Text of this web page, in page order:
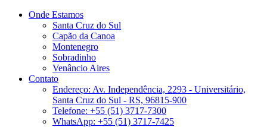
Onde Estamos
Santa Cruz do Sul
Capão da Canoa
Montenegro
Sobradinho
Venâncio Aires
Contato
Endereço: Av. Independência, 2293 - Universitário,
Santa Cruz do Sul - RS, 96815-900
Telefone: +55 (51) 3717-7300
WhatsApp: +55 (51) 3717-7425